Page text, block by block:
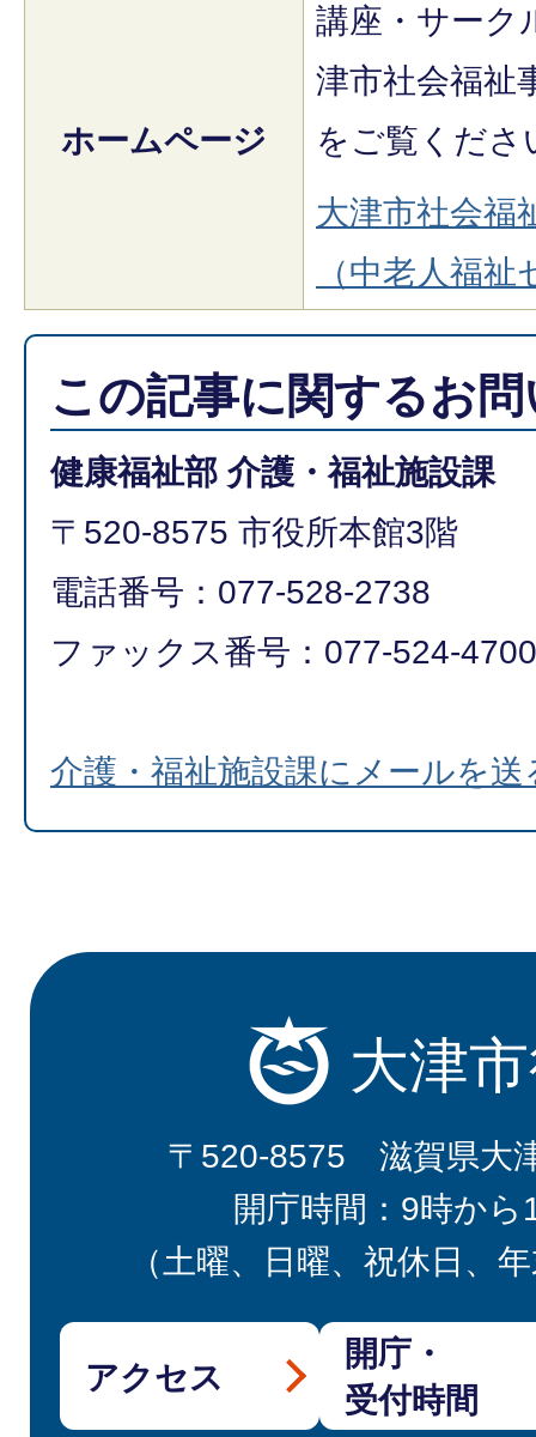
ホームページ
講座・サーク
津市社会福祉
をご覧くださ
大津市社会福
（中老人福
この記事に関するお
健康福祉部 介護・福祉施設課
〒520-8575 市役所本館3階
電話番号：077-528-2738
ファックス番号：077-524-4700
介護・福祉施設課にメールを送
大津
〒520-8575 滋賀県大
開庁時間：9時から
（土曜、日曜、祝休日、
アクセス
開庁・
受付時間